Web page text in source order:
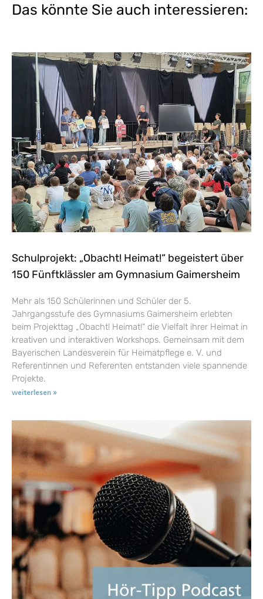
Das könnte Sie auch interessieren:
Schulprojekt: „Obacht! Heimat!“ begeistert über
150 Fünftklässler am Gymnasium Gaimersheim
Mehr als 150 Schülerinnen und Schüler der 5.
Jahrgangsstufe des Gymnasiums Gaimersheim erlebten
beim Projekttag „Obacht! Heimat!“ die Vielfalt ihrer Heimat in
kreativen und interaktiven Workshops. Gemeinsam mit dem
Bayerischen Landesverein für Heimatpflege e. V. und
Referentinnen und Referenten entstanden viele spannende
Projekte.
weiterlesen »